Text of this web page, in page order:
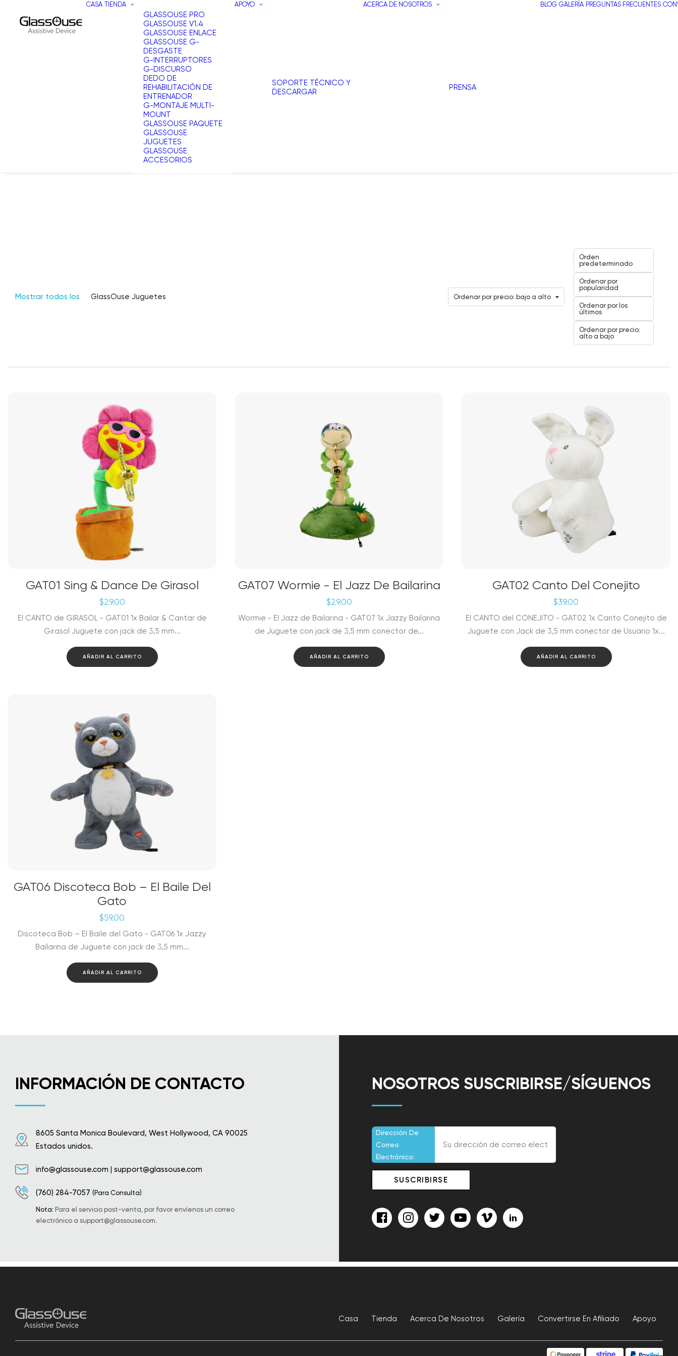
CASA TIENDA
GLASSOUSE PRO
GLASSOUSE V1.4
GLASSOUSE ENLACE
GLASSOUSE G-
DESGASTE
G-INTERRUPTORES
G-DISCURSO
DEDO DE
REHABILITACIÓN DE
ENTRENADOR
G-MONTAJE MULTI-
MOUNT
GLASSOUSE PAQUETE
GLASSOUSE
JUGUETES
GLASSOUSE
ACCESORIOS
APOYO
SOPORTE TÉCNICO Y
DESCARGAR
ACERCA DE NOSOTROS
PRENSA
BLOG GALERÍA PREGUNTAS FRECUENTES
Mostrar todos los GlassOuse Juguetes Ordenar por precio: bajo a alto
Orden
predeterminado
Ordenar por
popularidad
Ordenar por los
últimos
Ordenar por precio:
alto a bajo
GAT01 Sing & Dance De Girasol
$29.00
El CANTO de GIRASOL - GAT01 1x Bailar & Cantar de
Girasol Juguete con jack de 3,5 mm...
AÑADIR AL CARRITO
GAT07 Wormie - El Jazz De Bailarina
$29.00
Wormie - El Jazz de Bailarina - GAT07 1x Jazzy Bailarina
de Juguete con jack de 3,5 mm conector de...
AÑADIR AL CARRITO
GAT02 Canto Del Conejito
$39.00
El CANTO del CONEJITO - GAT02 1x Canto Conejito de
Juguete con Jack de 3,5 mm conector de Usuario 1x...
AÑADIR AL CARRITO
GAT06 Discoteca Bob – El Baile Del
Gato
$59.00
Discoteca Bob – El Baile del Gato - GAT06 1x Jazzy
Bailarina de Juguete con jack de 3,5 mm...
AÑADIR AL CARRITO
INFORMACIÓN DE CONTACTO
8605 Santa Monica Boulevard, West Hollywood, CA 90025
Estados unidos.
info@glassouse.com | support@glassouse.com
(760) 284-7057 (Para Consulta)
Nota: Para el servicio post-venta, por favor envíenos un correo
electrónico a support@glassouse.com.
NOSOTROS SUSCRIBIRSE/SÍGUENOS
Dirección De
Correo
Electrónico:
Casa Tienda Acerca De Nosotros Galería Convertirse En Afiliado Apoyo